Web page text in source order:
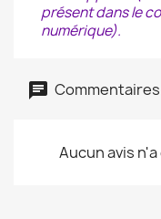
présent dans le
numérique).
Aucun avis